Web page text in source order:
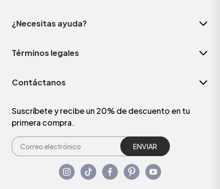
¿Necesitas ayuda?
Términos legales
Contáctanos
Suscríbete y recibe un 20% de descuento en tu
primera compra.
ENVIAR